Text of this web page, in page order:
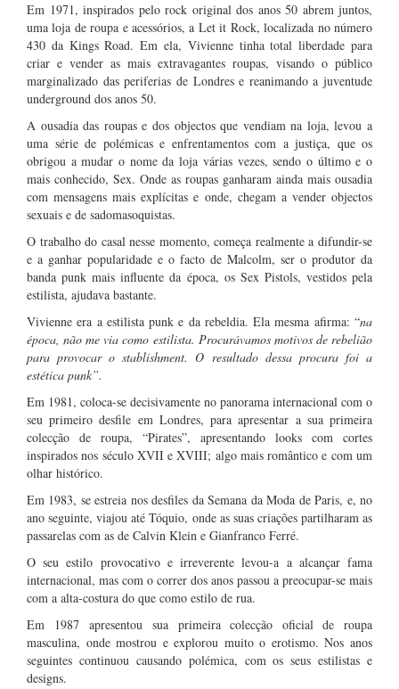
Em 1971, inspirados pelo rock original dos anos 50 abrem juntos,
uma loja de roupa e acessórios, a Let it Rock, localizada no número
430 da Kings Road. Em ela, Vivienne tinha total liberdade para
criar e vender as mais extravagantes roupas, visando o público
marginalizado das periferias de Londres e reanimando a juventude
underground dos anos 50.
A ousadia das roupas e dos objectos que vendiam na loja, levou a
uma série de polémicas e enfrentamentos com a justiça, que os
obrigou a mudar o nome da loja várias vezes, sendo o último e o
mais conhecido, Sex. Onde as roupas ganharam ainda mais ousadia
com mensagens mais explícitas e onde, chegam a vender objectos
sexuais e de sadomasoquistas.
O trabalho do casal nesse momento, começa realmente a difundir-se
e a ganhar popularidade e o facto de Malcolm, ser o produtor da
banda punk mais influente da época, os Sex Pistols, vestidos pela
estilista, ajudava bastante.
Vivienne era a estilista punk e da rebeldia. Ela mesma afirma: “na
época, não me via como estilista. Procurávamos motivos de rebelião
para provocar o stablishment. O resultado dessa procura foi a
estética punk”.
Em 1981, coloca-se decisivamente no panorama internacional com o
seu primeiro desfile em Londres, para apresentar a sua primeira
colecção de roupa, “Pirates”, apresentando looks com cortes
inspirados nos século XVII e XVIII; algo mais romântico e com um
olhar histórico.
Em 1983, se estreia nos desfiles da Semana da Moda de Paris, e, no
ano seguinte, viajou até Tóquio, onde as suas criações partilharam as
passarelas com as de Calvin Klein e Gianfranco Ferré.
O seu estilo provocativo e irreverente levou-a a alcançar fama
internacional, mas com o correr dos anos passou a preocupar-se mais
com a alta-costura do que como estilo de rua.
Em 1987 apresentou sua primeira colecção oficial de roupa
masculina, onde mostrou e explorou muito o erotismo. Nos anos
seguintes continuou causando polémica, com os seus estilistas e
designs.